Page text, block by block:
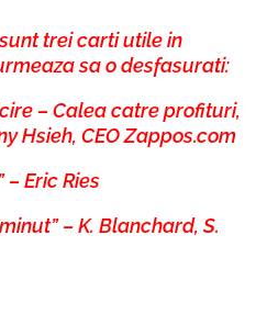
trei carti utile in
sa o desfasurati:
– Calea catre profituri,
Hsieh, CEO Zappos.com
– Eric Ries
– K. Blanchard, S.